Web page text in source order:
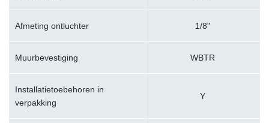
Afmeting ontluchter 1/8"
Muurbevestiging WBTR
Installatietoebehoren in
verpakking
Y